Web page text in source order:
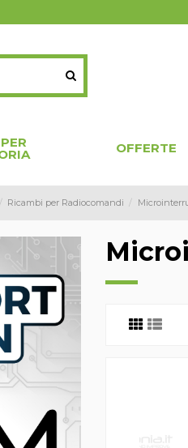
OFFERTE
Ricambi per Radiocomandi